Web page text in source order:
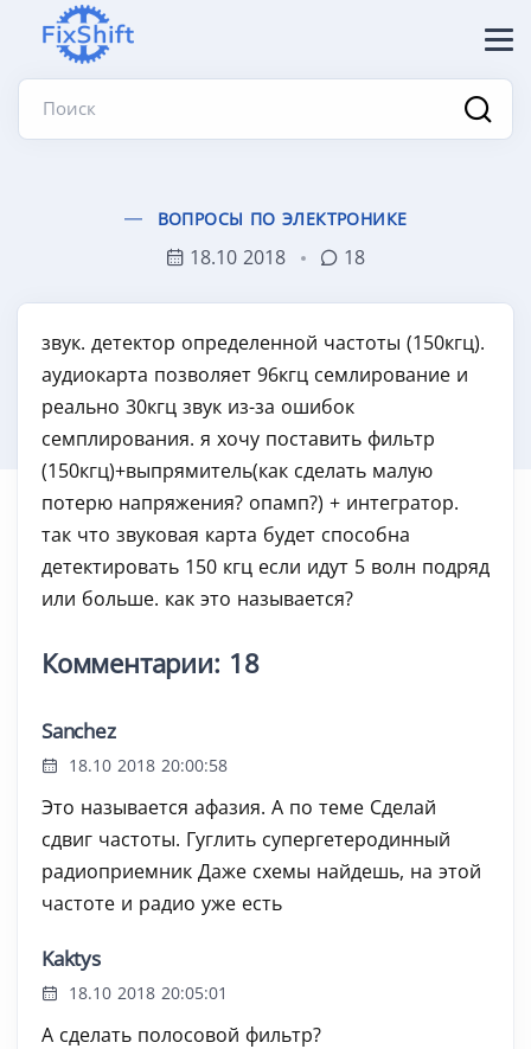
Поиск
ВОПРОСЫ ПО ЭЛЕКТРОНИКЕ
18.10 2018 18
звук. детектор определенной частоты (150кгц).
аудиокарта позволяет 96кгц семлирование и
реально 30кгц звук из-за ошибок
семплирования. я хочу поставить фильтр
(150кгц)+выпрямитель(как сделать малую
потерю напряжения? опамп?) + интегратор.
так что звуковая карта будет способна
детектировать 150 кгц если идут 5 волн подряд
или больше. как это называется?
Комментарии: 18
Sanchez
18.10 2018 20:00:58
Это называется афазия. А по теме Сделай
сдвиг частоты. Гуглить супергетеродинный
радиоприемник Даже схемы найдешь, на этой
частоте и радио уже есть
Kaktys
18.10 2018 20:05:01
А сделать полосовой фильтр?